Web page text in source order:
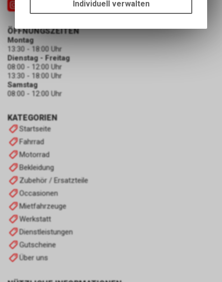
KATEGORIEN
Startseite
Fahrrad
Motorrad
Bekleidung
Zubehör / Ersatzteile
Occasionen
Mietfahrzeuge
Werkstatt
Dienstleistungen
Gutscheine
Über uns
ÖFFNUNGSZEITEN
Montag
13:30 - 18:00 Uhr
Dienstag - Freitag
08:00 - 12:00 Uhr
13:30 - 18:00 Uhr
Samstag
08:00 - 12:00 Uhr
Funktionen unseres Online-
Individuell verwalten